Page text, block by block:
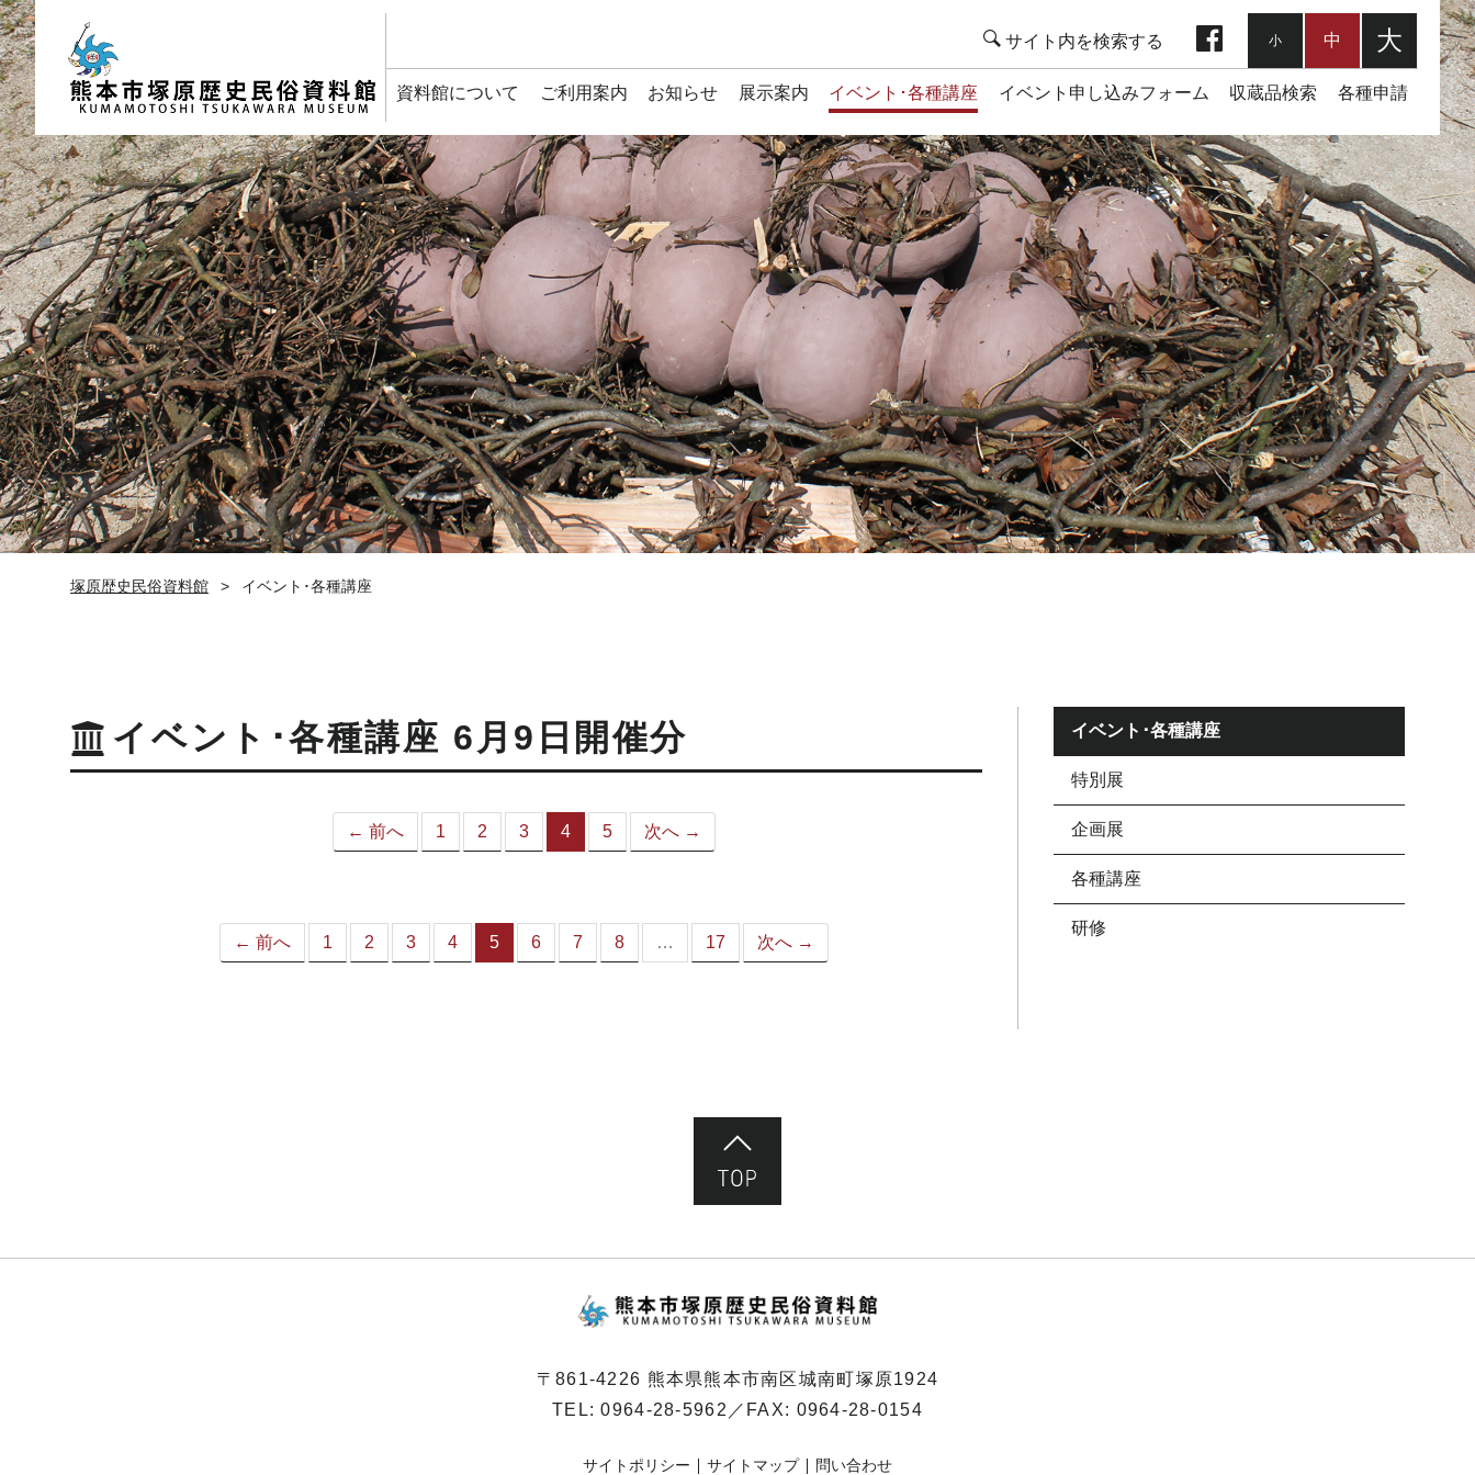
資料館について ご利用案内 お知らせ 展示案内 イベント･各種講座 イベント申し込みフォーム 収蔵品検索 各種申請
小 中 大
塚原歴史民俗資料館 イベント･各種講座
イベント･各種講座 6月9日開催分
← 前へ 1 2 3 4
（こ
ジ）
5 次へ →
← 前へ 1 2 3 4 5
（こ
6 7 8 … 17 次へ →
イベント･各種講座
特別展
企画展
各種講座
研修
〒861-4226 熊本県熊本市南区城南町塚原1924
TEL:0964-28-5962 ／FAX: 0964-28-0154
サイトポリシー サイトマップ 問い合わせ